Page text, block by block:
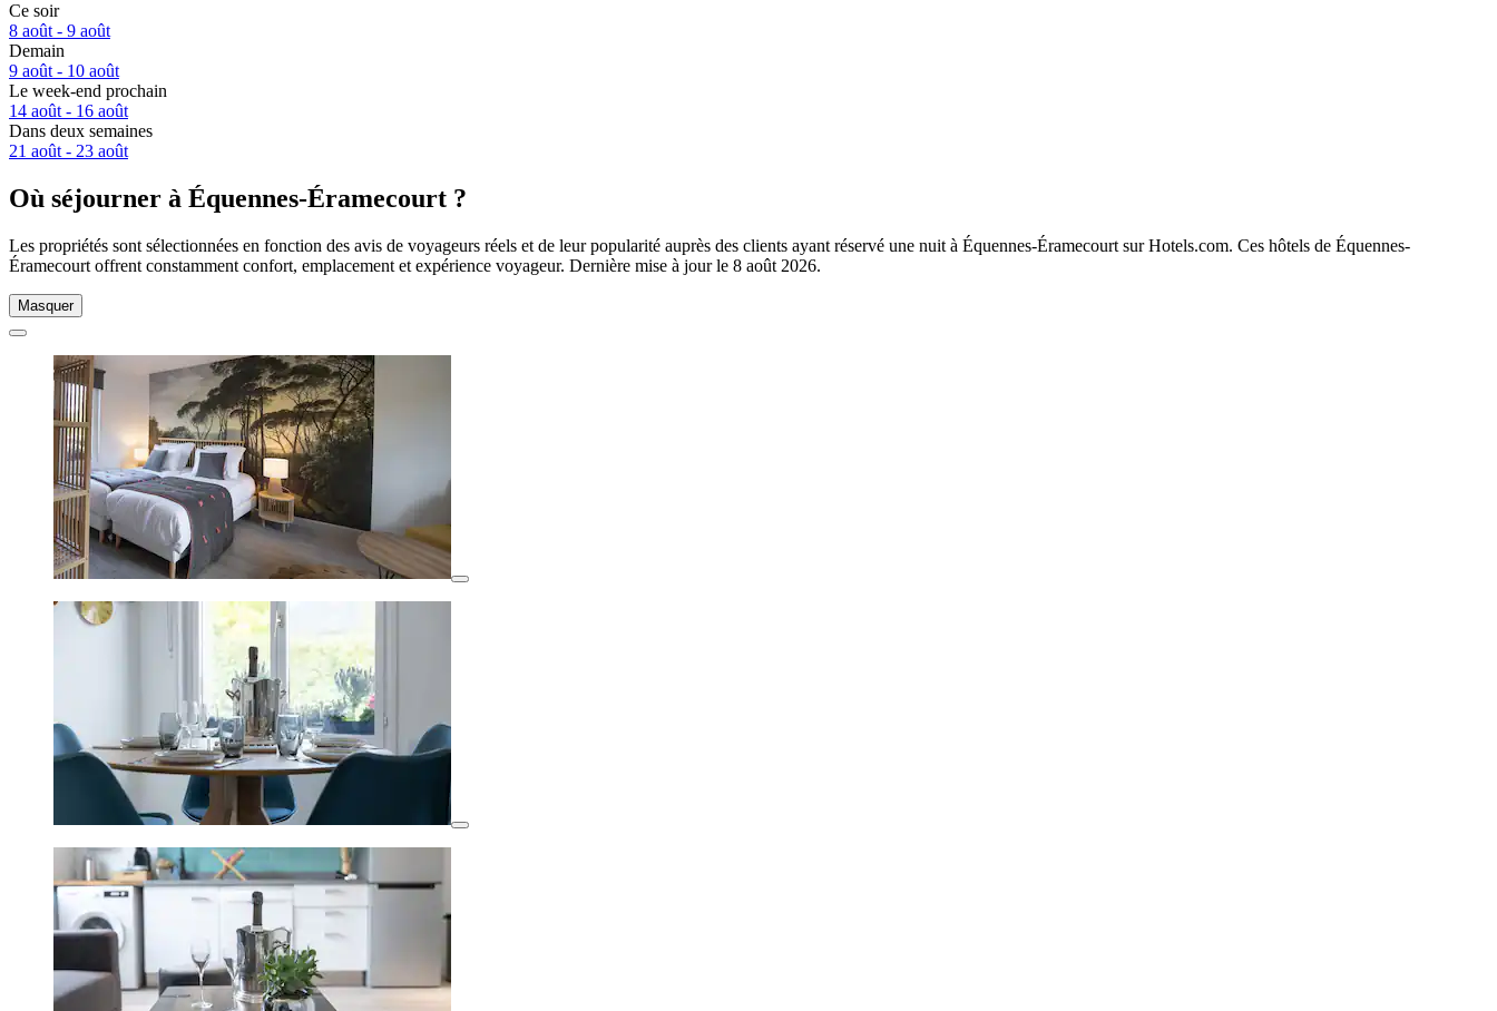
Ce soir
8 août - 9 août
Demain
9 août - 10 août
Le week-end prochain
14 août - 16 août
Dans deux semaines
21 août - 23 août
Où séjourner à Équennes-Éramecourt ?
Les propriétés sont sélectionnées en fonction des avis de voyageurs réels et de leur popularité auprès des clients ayant réservé une nuit à Équennes-Éramecourt sur Hotels.com. Ces hôtels de Équennes-
Éramecourt offrent constamment confort, emplacement et expérience voyageur. Dernière mise à jour le 8 août 2026.
Masquer